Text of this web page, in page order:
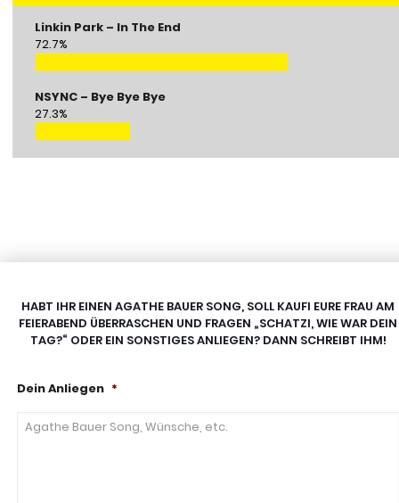
Linkin Park – In The End
72.7%
72.7%
NSYNC – Bye Bye Bye
27.3%
Bye
HABT IHR EINEN AGATHE BAUER SONG, SOLL KAUFI EURE FRAU AM
FEIERABEND ÜBERRASCHEN UND FRAGEN „SCHATZI, WIE WAR DEIN
TAG?“ ODER EIN SONSTIGES ANLIEGEN? DANN SCHREIBT IHM!
Dein Anliegen *